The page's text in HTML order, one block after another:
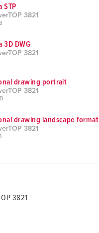
STP
3821
3D DWG
3821
drawing portrait
3821
drawing landscape format
3821
3821